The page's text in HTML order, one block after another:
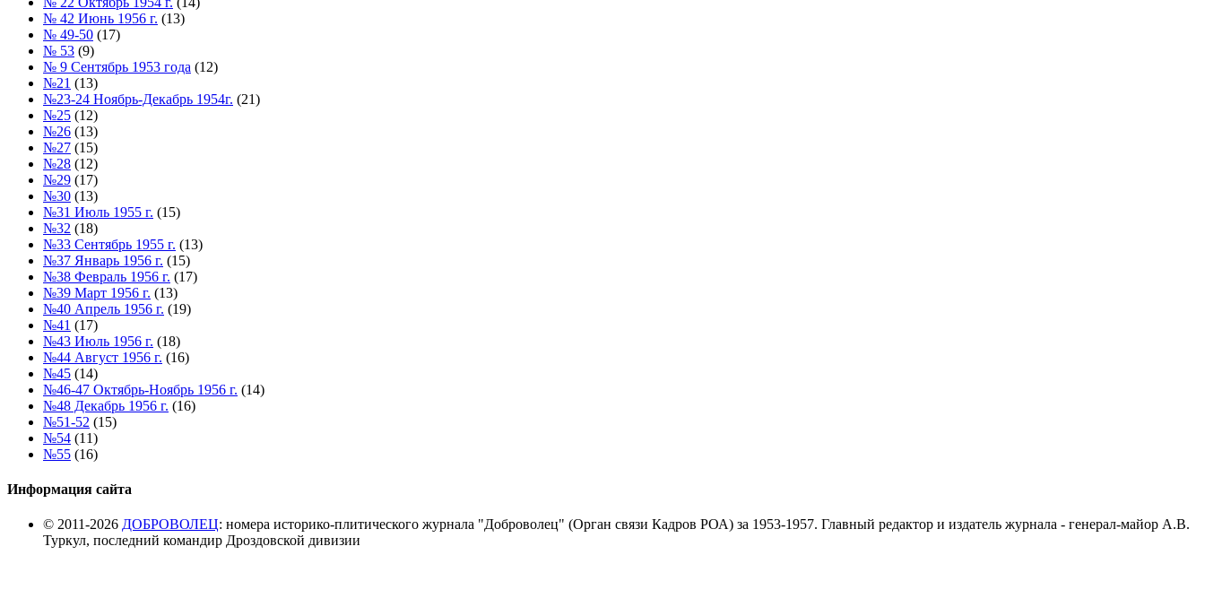
№ 42 Июнь 1956 г. (13)
№ 49-50 (17)
№ 53 (9)
№ 9 Сентябрь 1953 года (12)
№21 (13)
№23-24 Ноябрь-Декабрь 1954г. (21)
№25 (12)
№26 (13)
№27 (15)
№28 (12)
№29 (17)
№30 (13)
№31 Июль 1955 г. (15)
№32 (18)
№33 Сентябрь 1955 г. (13)
№37 Январь 1956 г. (15)
№38 Февраль 1956 г. (17)
№39 Март 1956 г. (13)
№40 Апрель 1956 г. (19)
№41 (17)
№43 Июль 1956 г. (18)
№44 Август 1956 г. (16)
№45 (14)
№46-47 Октябрь-Ноябрь 1956 г. (14)
№48 Декабрь 1956 г. (16)
№51-52 (15)
№54 (11)
№55 (16)
Информация сайта
© 2011-2026 ДОБРОВОЛЕЦ: номера историко-плитического журнала "Доброволец" (Орган связи Кадров РОА) за 1953-1957. Главный редактор и издатель журнала - генерал-майор А.В.
Туркул, последний командир Дроздовской дивизии